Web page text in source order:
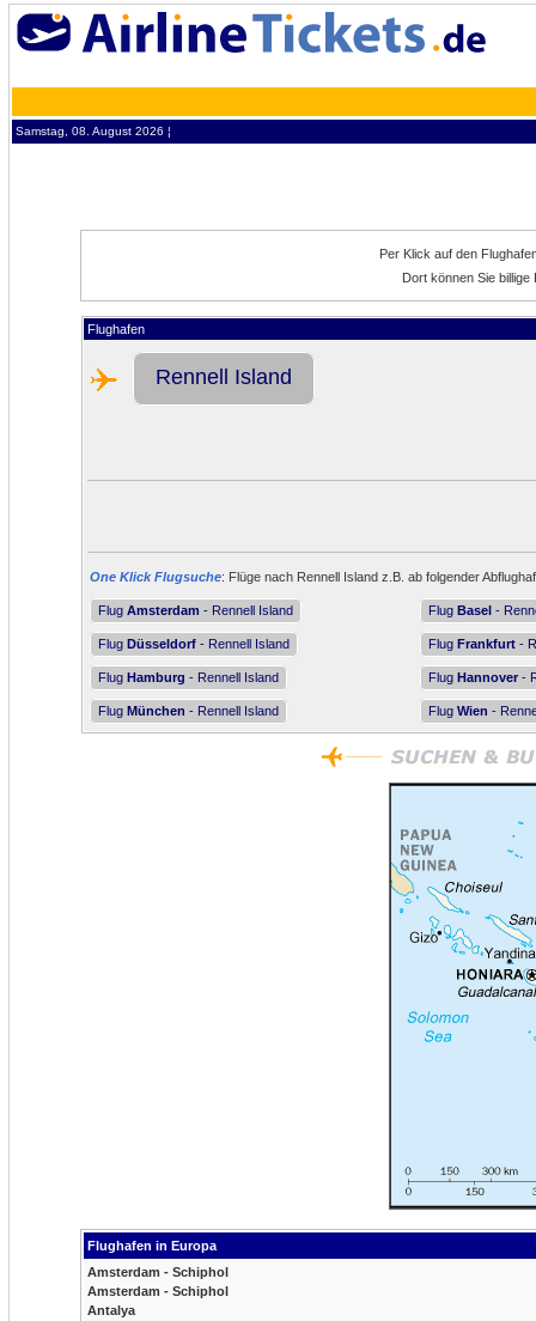
Samstag, 08. August 2026 ¦
Per Klick auf den
Dort können Sie
Flughafen
Rennell Island
One Klick Flugsuche: Flüge nach Rennell Island z.B. ab folgender
Flug Amsterdam - Rennell Island Flug Basel -
Flug Düsseldorf - Rennell Island Flug Frankfurt -
Flug Hamburg - Rennell Island Flug Hannover -
Flug München - Rennell Island Flug Wien -
Flughafen in Europa
Amsterdam - Schiphol
Amsterdam - Schiphol
Antalya